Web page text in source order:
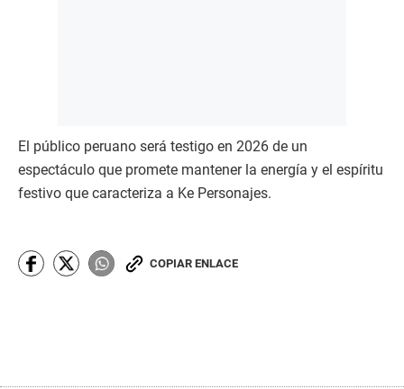
El público peruano será testigo en 2026 de un
espectáculo que promete mantener la energía y el espíritu
festivo que caracteriza a Ke Personajes.
COPIAR ENLACE